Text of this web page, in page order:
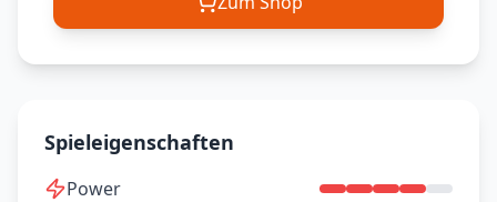
Spieleigenschaften
Power